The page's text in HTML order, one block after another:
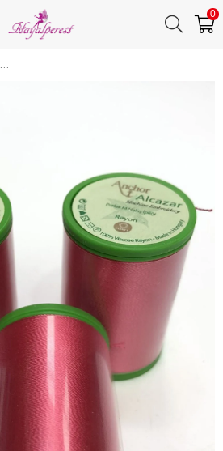
0
Anchor Alcazar Parlak Makina Nakış İpligi Fuşya (1 adet )